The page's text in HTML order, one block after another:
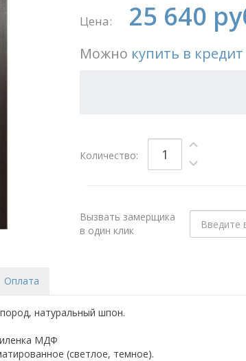
Цена: 25 640
Можно купить в кредит
Количество:
Вызвать замерщика
в один клик
Оплата
натуральный шпон.
МДФ
(светлое, темное).